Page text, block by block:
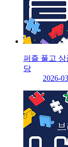
퍼즐 풀고 상
당
2026-